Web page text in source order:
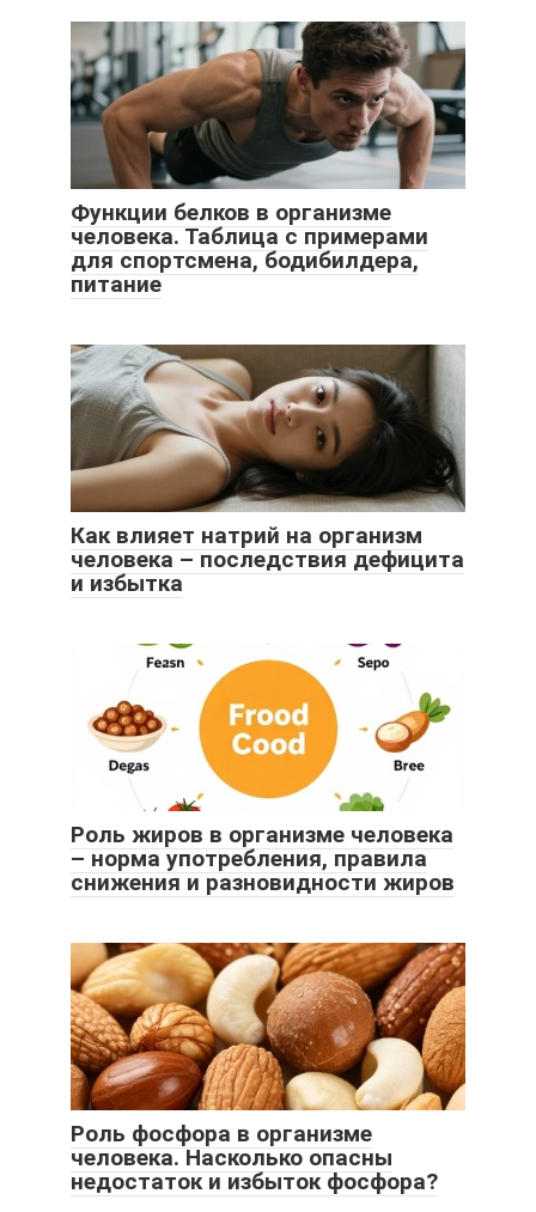
Функции белков в организме
человека. Таблица с примерами
для спортсмена, бодибилдера,
питание
Как влияет натрий на организм
человека – последствия дефицита
и избытка
Роль жиров в организме человека
– норма употребления, правила
снижения и разновидности жиров
Роль фосфора в организме
человека. Насколько опасны
недостаток и избыток фосфора?